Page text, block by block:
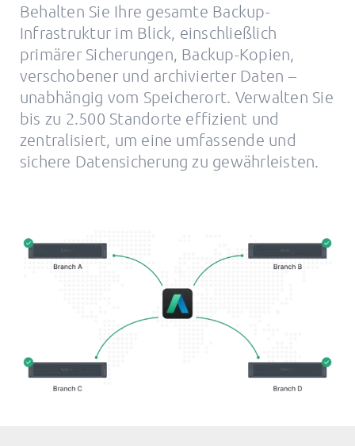
Behalten Sie Ihre gesamte Backup-
Infrastruktur im Blick, einschließlich
primärer Sicherungen, Backup-Kopien,
verschobener und archivierter Daten –
unabhängig vom Speicherort. Verwalten Sie
bis zu 2.500 Standorte effizient und
zentralisiert, um eine umfassende und
sichere Datensicherung zu gewährleisten.